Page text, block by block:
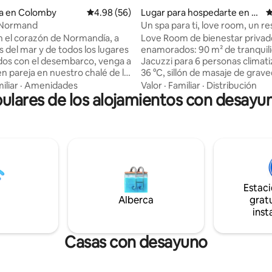
en Colomby Calificación promedio: 4.98 de 5; 56
4.98 (56)
el corazón de Normandía, a
del mar y de todos los lugares
con el desembarco, venga a
pareja en nuestro chalé de la
de posguerra,
renovado en 2025. Si
junto al fuego, jugar al
dispondrán de un jardín
¡Botella de vino
de cortesía! Máquina de pan
· Amenidades
Lugar para hospedarte en Pi
rou
Un spa para ti, love room, un
romántico
Love Room de bienestar
enamorados: 90 m² de
Jacuzzi para 6 personas
36 °C, sillón de masaje de
mesa de masaje, cama queen,
forma de cruz de San Andrés,
erótico, mesa de masaje. Los servicios
sorprender a su pareja; no
merecida pausa. Todo está
que la experiencia sea única, ya
una noche o para un fin de
Valor · Familiar · Distribución
de los alojamientos con
Alberca
Casas con desayuno